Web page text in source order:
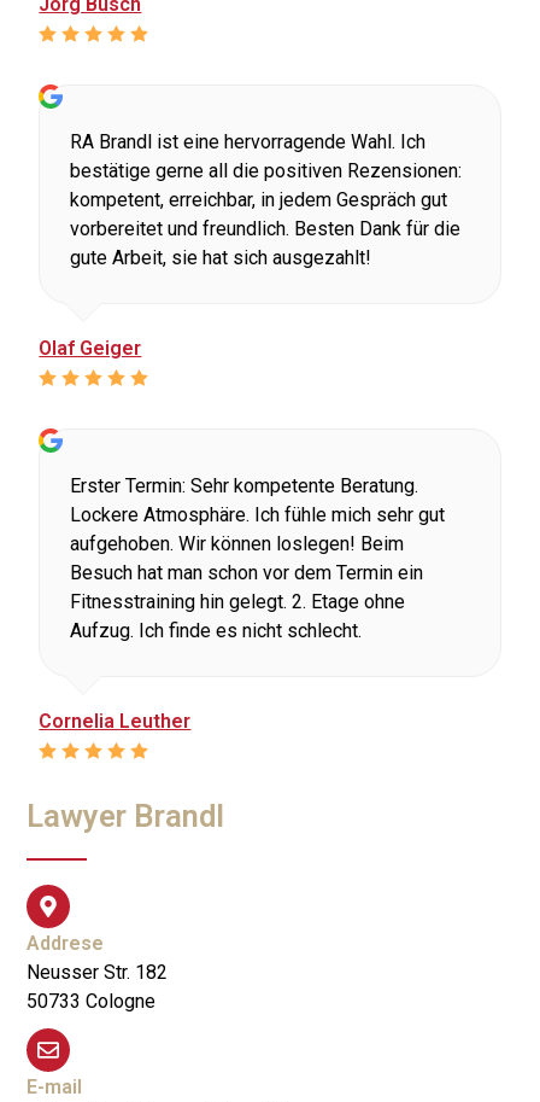
Lawyer Brandl
Addrese
Neusser Str. 182
50733 Cologne
E-mail
Olaf Geiger
RA Brandl ist eine hervorragende Wahl. Ich
bestätige gerne all die positiven Rezensionen:
kompetent, erreichbar, in jedem Gespräch gut
vorbereitet und freundlich. Besten Dank für die
gute Arbeit, sie hat sich ausgezahlt!
Cornelia Leuther
Erster Termin: Sehr kompetente Beratung.
Lockere Atmosphäre. Ich fühle mich sehr gut
aufgehoben. Wir können loslegen! Beim
Besuch hat man schon vor dem Termin ein
Fitnesstraining hin gelegt. 2. Etage ohne
Aufzug. Ich finde es nicht schlecht.